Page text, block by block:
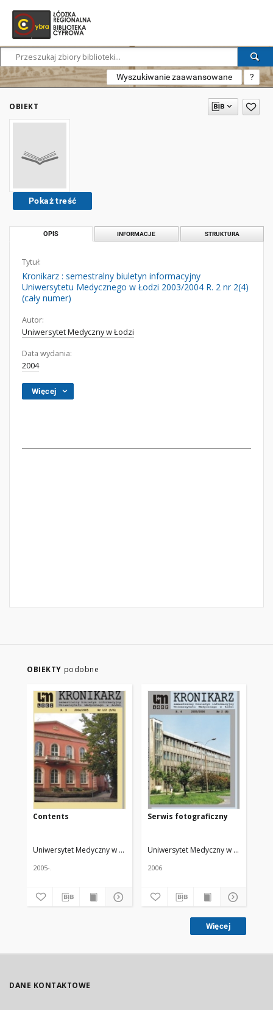
Wyszukiwanie zaawansowane ?
OBIEKT
Pokaż treść
OPIS INFORMACJE STRUKTURA
Tytuł:
Kronikarz : semestralny biuletyn informacyjny
Uniwersytetu Medycznego w Łodzi 2003/2004 R. 2 nr 2(4)
(cały numer)
Autor:
Uniwersytet Medyczny w Łodzi
Data wydania:
2004
Więcej
OBIEKTY podobne
Contents
Uniwersytet Medyczny w Łodzi Żmuda, Ryszard. Red. nacz.
2005-.
Serwis fotograficzny
Uniwersytet Medyczny w Łodzi
2006
Więcej
DANE KONTAKTOWE